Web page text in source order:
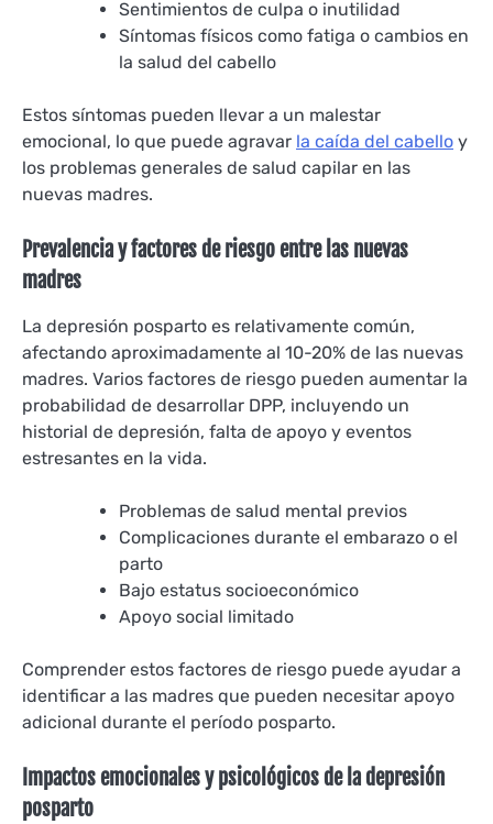
Sentimientos de culpa o inutilidad
Síntomas físicos como fatiga o cambios en
la salud del cabello
Estos síntomas pueden llevar a un malestar
emocional, lo que puede agravar la caída del cabello y
los problemas generales de salud capilar en las
nuevas madres.
Prevalencia y factores de riesgo entre las nuevas
madres
La depresión posparto es relativamente común,
afectando aproximadamente al 10-20% de las nuevas
madres. Varios factores de riesgo pueden aumentar la
probabilidad de desarrollar DPP, incluyendo un
historial de depresión, falta de apoyo y eventos
estresantes en la vida.
Problemas de salud mental previos
Complicaciones durante el embarazo o el
parto
Bajo estatus socioeconómico
Apoyo social limitado
Comprender estos factores de riesgo puede ayudar a
identificar a las madres que pueden necesitar apoyo
adicional durante el período posparto.
Impactos emocionales y psicológicos de la depresión
posparto